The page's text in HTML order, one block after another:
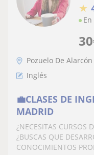
30
★
Pozuelo De Alarcón
Inglés
💼CLASES DE
MADRID
¿NECESITAS CURSOS
¿BUSCAS QUE
CONOCIMIENTOS